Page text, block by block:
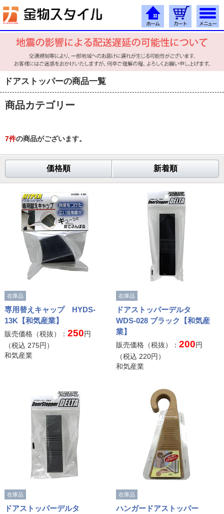
ドアストッパーの商品一覧
商品カテゴリー
7件の商品がございます。
価格順 新着順
在庫品
専用替えキャップ HYDS-
13K【和気産業】
販売価格（税抜）： 250円
（税込 275円）
和気産業
在庫品
ドアストッパーデルタ
WDS-028 ブラック【和気産
業】
販売価格（税抜）：200円
（税込 220円）
和気産業
在庫品
ドアストッパーデルタ
在庫品
ハンガードアストッパー